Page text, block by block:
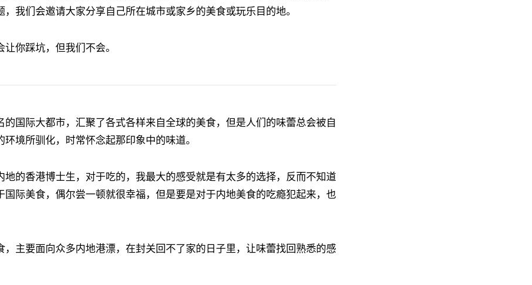
，我们会邀请大家分享自己所在城市或家乡的美食或玩乐目的地。
你踩坑，但我们不会。
的国际大都市，汇聚了各式各样来自全球的美食，但是人们的味蕾总会被自
环境所驯化，时常怀念起那印象中的味道。
地的香港博士生，对于吃的，我最大的感受就是有太多的选择，反而不知道
国际美食，偶尔尝一顿就很幸福，但是要是对于内地美食的吃瘾犯起来，也
，主要面向众多内地港漂，在封关回不了家的日子里，让味蕾找回熟悉的感